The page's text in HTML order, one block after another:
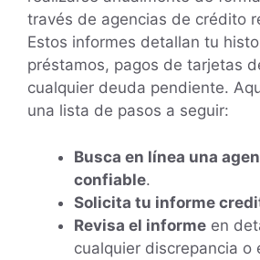
través de agencias de crédito
Estos informes detallan tu
préstamos, pagos de tarjetas
cualquier deuda pendiente.
una lista de pasos a seguir:
Busca en línea una
confiable.
Solicita tu informe
Revisa el informe en
cualquier discrepancia o